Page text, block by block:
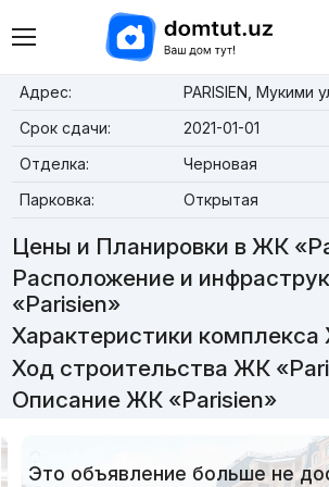
Адрес:
PARISIEN, Мукими
Срок сдачи:
2021-01-01
Отделка:
Черновая
Парковка:
Открытая
Цены и Планировки в ЖК
Расположение и
«Parisien»
Характеристики
Ход строительства ЖК
Описание ЖК «Parisien»
Это объявление больше не